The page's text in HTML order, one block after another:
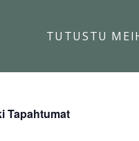
TUTUSTU
Tapahtumat